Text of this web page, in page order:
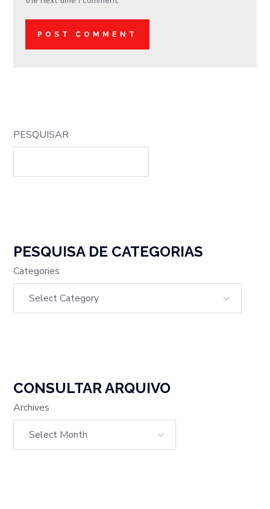
PESQUISAR
PESQUISA DE CATEGORIAS
Categories
CONSULTAR ARQUIVO
Archives